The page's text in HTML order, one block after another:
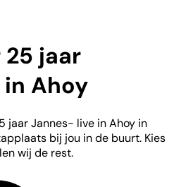
25 jaar
Ahoy
jaar Jannes- live in Ahoy in
bij jou in de buurt. Kies
wij de rest.